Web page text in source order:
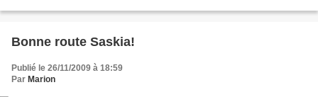
Bonne route Saskia!
Publié le 26/11/2009 à 18:59
Par Marion